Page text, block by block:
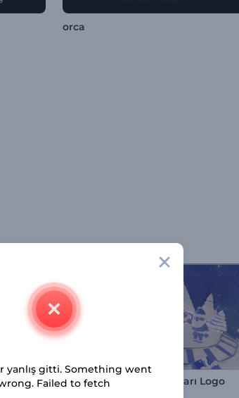
orca
Kış Temalı Harikalar Diyarı Logo
yanlış gitti. Something went
Failed to fetch